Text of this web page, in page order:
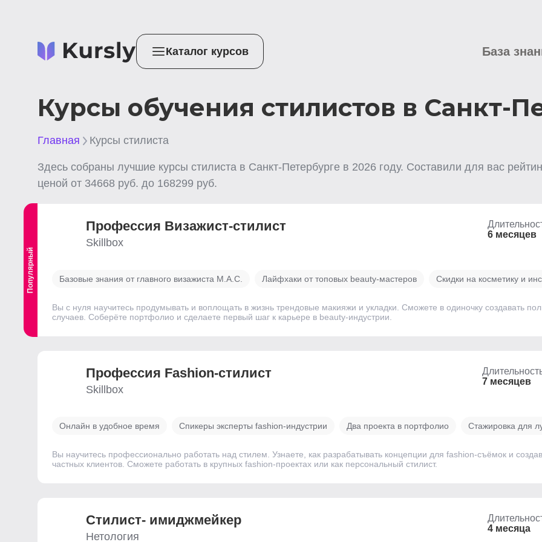
Каталог курсов База
Курсы обучения стилистов в Санкт-
Главная Курсы стилиста
Здесь собраны лучшие курсы стилиста в Санкт-Петербурге в 2026 году. Составили для вас
ценой от 34668 руб. до 168299 руб.
Популярный
Профессия Визажист-стилист
Skillbox
6 месяцев
Базовые знания от главного визажиста M.A.C. Лайфхаки от топовых beauty-мастеров Скидки на косметику и
Вы с нуля научитесь продумывать и воплощать в жизнь трендовые макияжи и укладки. Сможете в одиночку создавать
случаев. Соберёте портфолио и сделаете первый шаг к карьере в beauty-индустрии.
Профессия Fashion-стилист
Skillbox
7 месяцев
Онлайн в удобное время Спикеры эксперты fashion-индустрии Два проекта в портфолио Стажировка для
Вы научитесь профессионально работать над стилем. Узнаете, как разрабатывать концепции для fashion-съёмок и
частных клиентов. Сможете работать в крупных fashion-проектах или как персональный стилист.
Стилист- имиджмейкер
Нетология
4 месяца